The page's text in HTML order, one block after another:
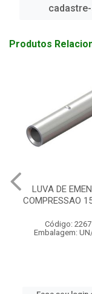
Produtos
TERMINAL COMP
BIMETALICO
Código:
Embalagem: